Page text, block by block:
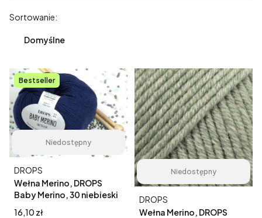
Lista produktów
Sortowanie:
Domyślne
Bestseller
Niedostępny
Wełna Merino, DROPS
Baby Merino, 30 niebieski
Producent
DROPS
Cena
16,10 zł
Niedostępny
Wełna Merino, DROPS
Producent
DROPS